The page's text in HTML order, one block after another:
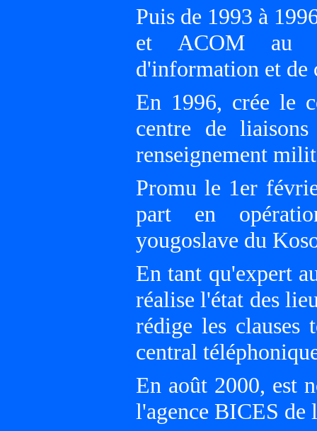
Puis de 1993 à
et ACOM au
d'information et de
En 1996, crée le
centre de
renseignement
Promu le 1er
part en
yougoslave du
En tant qu'expert
réalise l'état des
rédige les clauses
central
En août 2000, est
l'agence BICES